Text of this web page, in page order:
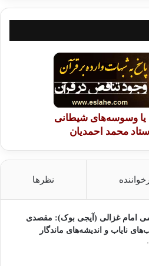
یا وسوسه‌های شیطانی
محمد احمدیان
نظرها
امام غزالی (آیجی بوک): مقصدی
نایاب و اندیشه‌های ماندگار